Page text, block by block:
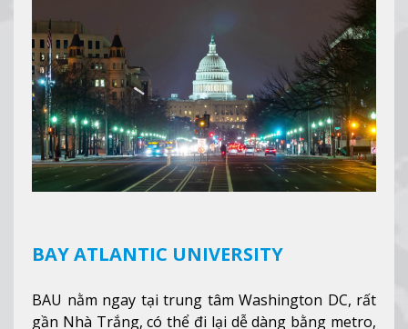
thêm
BAY ATLANTIC UNIVERSITY
BAU nằm ngay tại trung tâm Washington DC, rất
gần Nhà Trắng, có thể đi lại dễ dàng bằng metro,